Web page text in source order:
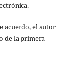
acuerdo, el autor
de la primera